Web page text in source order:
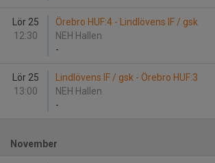
Lör 25
12:30
Örebro HUF:4 - Lindlövens IF / gsk
NEH Hallen
-
Lör 25
13:00
Lindlövens IF / gsk - Örebro HUF:3
NEH Hallen
-
November